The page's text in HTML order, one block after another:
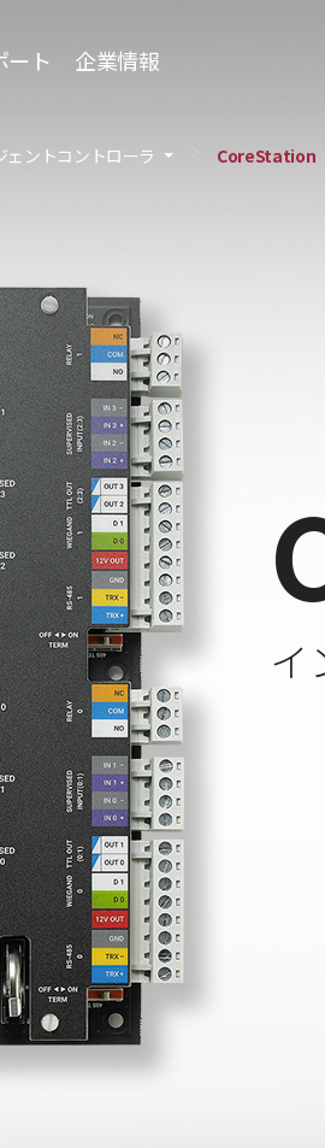
ート 企業情報
イ
ェントコントローラ CoreStation